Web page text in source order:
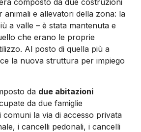
composto da due costruzioni
animali e allevatori della zona: la
a valle – è stata mantenuta e
che erano le proprie
Al posto di quella più a
la nuova struttura per impiego
da due abitazioni
da due famiglie
la via di accesso privata
i cancelli pedonali, i cancelli